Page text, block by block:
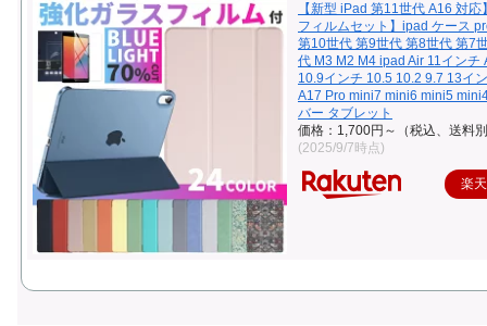
【新型 iPad 第11世代 A16 対応
フィルムセット】ipad ケース
第10世代 第9世代 第8世代 第7
代 M3 M2 M4 ipad Air 11インチ
10.9インチ 10.5 10.2 9.7 13イ
A17 Pro mini7 mini6 mini5
バー タブレット
価格：1,700円～（税込、送料
(2025/9/7時点)
楽